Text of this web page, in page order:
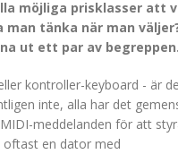
möjliga prisklasser att
man tänka när man
ut ett par av begreppen.
kontroller-keyboard - är
inte, alla har det
meddelanden för att
oftast en dator med